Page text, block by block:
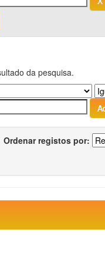
da pesquisa.
Ordenar registos por: